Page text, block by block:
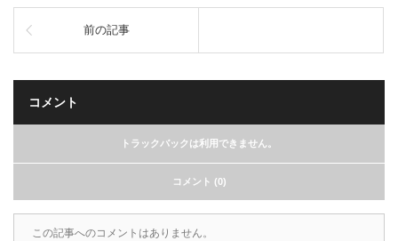
前の記事
コメント
トラックバックは利用できません。
コメント (0)
この記事へのコメントはありません。